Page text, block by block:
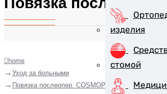
изделия
стомой
home
Уход за больными
Повязка послеопер. COSMOPOR E стер. 10х8см